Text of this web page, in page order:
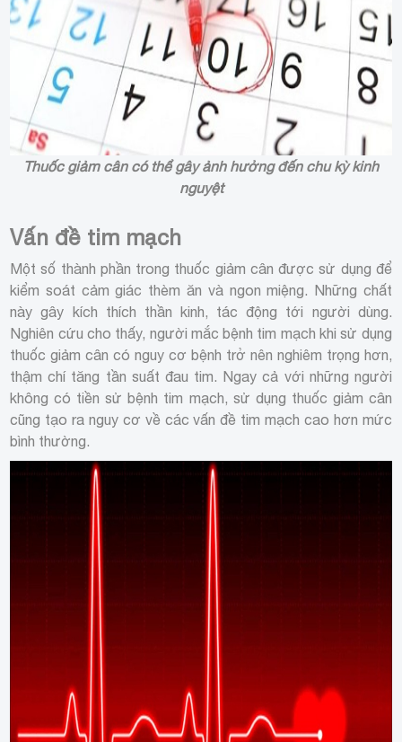
Thuốc giảm cân có thể gây ảnh hưởng đến chu kỳ kinh
nguyệt
Vấn đề tim mạch
Một số thành phần trong thuốc giảm cân được sử dụng để
kiểm soát cảm giác thèm ăn và ngon miệng. Những chất
này gây kích thích thần kinh, tác động tới người dùng.
Nghiên cứu cho thấy, người mắc bệnh tim mạch khi sử dụng
thuốc giảm cân có nguy cơ bệnh trở nên nghiêm trọng hơn,
thậm chí tăng tần suất đau tim. Ngay cả với những người
không có tiền sử bệnh tim mạch, sử dụng thuốc giảm cân
cũng tạo ra nguy cơ về các vấn đề tim mạch cao hơn mức
bình thường.